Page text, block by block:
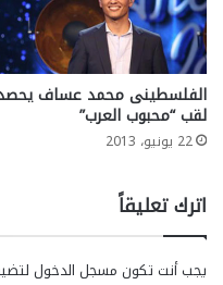
الفلسطينى محمد عساف
لقب “محبوب العرب”
22 يونيو، 2013
اترك تعليقاً
يجب أنت تكون مسجل الدخول